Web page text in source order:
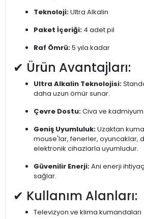
Teknoloji:Ultra Alkalin
Paket İçeriği: 4 adet pil
Raf Ömrü:5 yıla kadar
✔ Ürün Avantajları:
Ultra Alkalin Teknolojisi:
daha uzun ömür sunar.
Çevre Dostu:Civa ve
Geniş Uyumluluk:Uzaktan
mouse'lar, fenerler, oyuncaklar,
elektronik cihazlarla uyumludur.
Güvenilir Enerji:Ani enerji
sağlar.
✔ Kullanım Alanları:
Televizyon ve klima kumandaları